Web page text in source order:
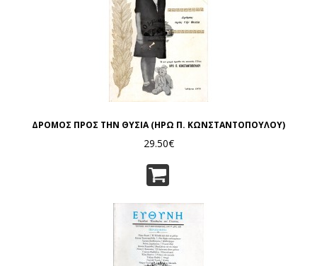
ΔΡΟΜΟΣ ΠΡΟΣ ΤΗΝ ΘΥΣΙΑ (ΗΡΩ Π. ΚΩΝΣΤΑΝΤΟΠΟΥΛΟΥ)
29.50€